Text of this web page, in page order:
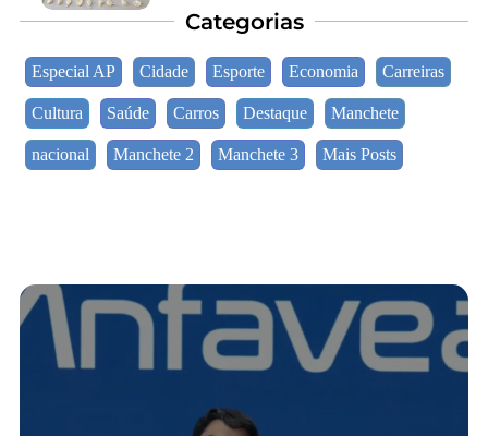
Categorias
Especial AP Cidade Esporte Economia Carreiras
Cultura Saúde Carros Destaque Manchete
nacional Manchete 2 Manchete 3 Mais Posts